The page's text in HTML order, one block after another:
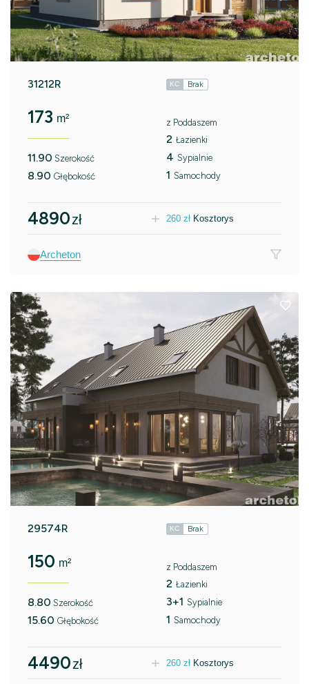
31212R KC Brak
173 m²
11.90 Szerokość
8.90 Głębokość
z Poddaszem
2 Łazienki
4 Sypialnie
1 Samochody
4890zł 260 zł Kosztorys
Archeton
29574R KC Brak
150 m²
8.80 Szerokość
15.60 Głębokość
z Poddaszem
2 Łazienki
3+1 Sypialnie
1 Samochody
4490zł 260 zł Kosztorys